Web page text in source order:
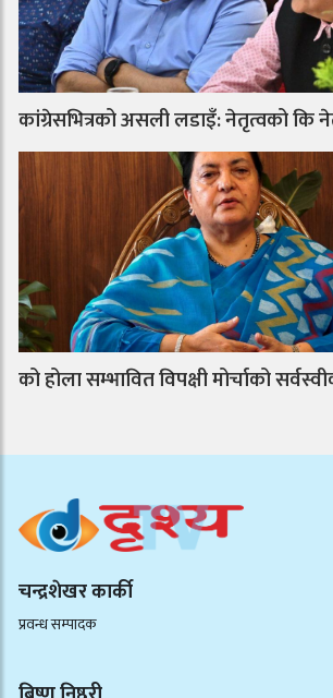
कांग्रेसभित्रको असली लडाइँ: नेतृत्वको कि
को होला सम्भावित विपक्षी मोर्चाको
चन्द्रशेखर कार्की
प्रवन्ध सम्पादक